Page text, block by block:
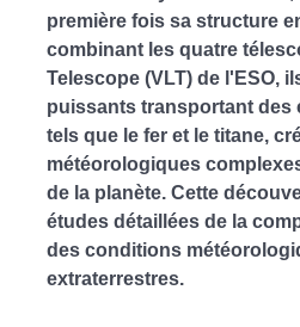
première fois sa structure
combinant les quatre
Telescope (VLT) de l'ESO,
puissants transportant des
tels que le fer et le titane,
météorologiques
de la planète. Cette
études détaillées de la
des conditions
extraterrestres.